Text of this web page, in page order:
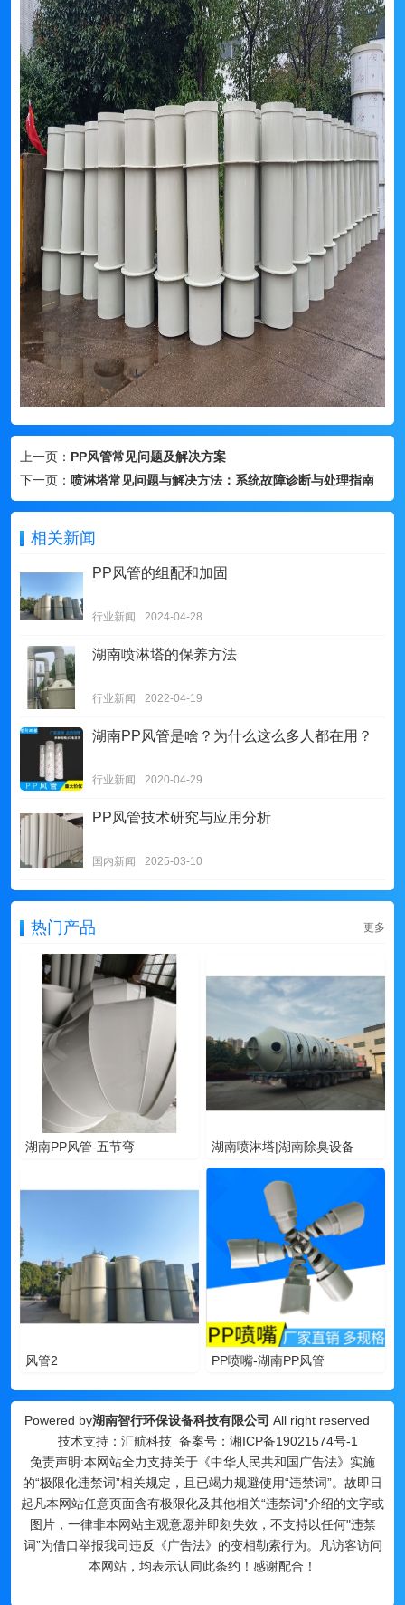
上一页： PP风管常见问题及解决方案
下一页： 喷淋塔常见问题与解决方法：系统故障诊断与处理指南
相关新闻
PP风管的组配和加固
行业新闻 2024-04-28
湖南喷淋塔的保养方法
行业新闻 2022-04-19
湖南PP风管是啥？为什么这么多人都在用？
行业新闻 2020-04-29
PP风管技术研究与应用分析
国内新闻 2025-03-10
热门产品 更多
湖南PP风管-五节弯 湖南喷淋塔|湖南除臭设备
风管2 PP喷嘴-湖南PP风管
Powered by湖南智行环保设备科技有限公司 All right reserved
技术支持：汇航科技 备案号： 湘ICP备19021574号-1
免责声明:本网站全力支持关于《中华人民共和国广告法》实施
的“极限化违禁词”相关规定，且已竭力规避使用“违禁词”。故即日
起凡本网站任意页面含有极限化及其他相关“违禁词”介绍的文字或
图片，一律非本网站主观意愿并即刻失效，不支持以任何"违禁
词”为借口举报我司违反《广告法》的变相勒索行为。凡访客访问
本网站，均表示认同此条约！感谢配合！